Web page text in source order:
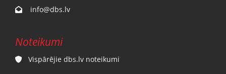
 info@dbs.lv
Noteikumi
 Vispārējie dbs.lv noteikumi